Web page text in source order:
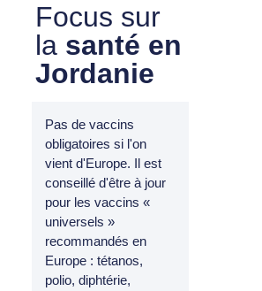
Focus sur
la santé en
Jordanie
Pas de vaccins
obligatoires si l'on
vient d'Europe. Il est
conseillé d'être à jour
pour les vaccins «
universels »
recommandés en
Europe : tétanos,
polio, diphtérie,